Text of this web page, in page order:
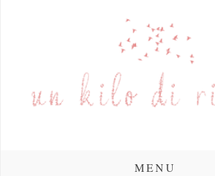
MENU